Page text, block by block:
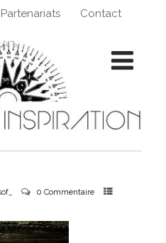
Partenariats Contact
0 Commentaire